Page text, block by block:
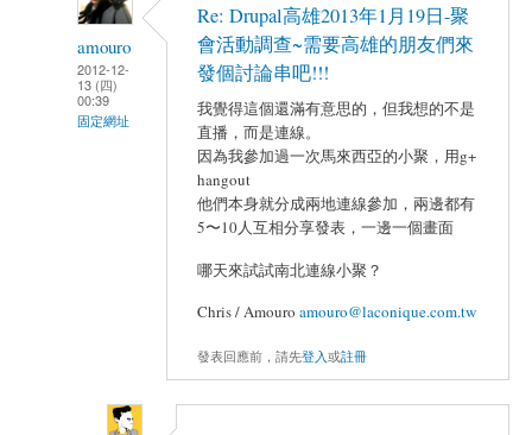
amouro
2012-12-
13 (四)
00:39
固定網址
Re: Drupal高雄2013年1月19日-聚
會活動調查~需要高雄的朋友們來
發個討論串吧!!!
我覺得這個還滿有意思的，但我想的不是
直播，而是連線。
因為我參加過一次馬來西亞的小聚，用g+
hangout
他們本身就分成兩地連線參加，兩邊都有
5〜10人互相分享發表，一邊一個畫面
哪天來試試南北連線小聚？
Chris / Amouro amouro@laconique.com.tw
發表回應前，請先登入或註冊